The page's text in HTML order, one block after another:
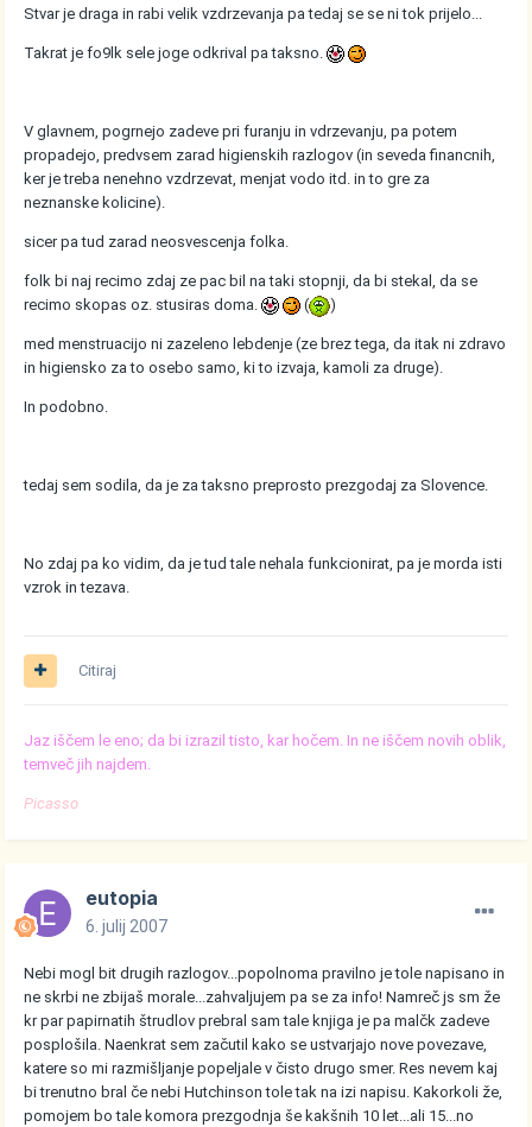
Stvar je draga in rabi velik vzdrzevanja pa tedaj se se ni tok prijelo...
Takrat je fo9lk sele joge odkrival pa taksno.
V glavnem, pogrnejo zadeve pri furanju in vdrzevanju, pa potem
propadejo, predvsem zarad higienskih razlogov (in seveda financnih,
ker je treba nenehno vzdrzevat, menjat vodo itd. in to gre za
neznanske kolicine).
sicer pa tud zarad neosvescenja folka.
folk bi naj recimo zdaj ze pac bil na taki stopnji, da bi stekal, da se
recimo skopas oz. stusiras doma.
( )
med menstruacijo ni zazeleno lebdenje (ze brez tega, da itak ni zdravo
in higiensko za to osebo samo, ki to izvaja, kamoli za druge).
In podobno.
tedaj sem sodila, da je za taksno preprosto prezgodaj za Slovence.
No zdaj pa ko vidim, da je tud tale nehala funkcionirat, pa je morda isti
vzrok in tezava.
Citiraj
Jaz iščem le eno; da bi izrazil tisto, kar hočem. In ne iščem novih oblik,
temveč jih najdem.
Picasso
eutopia
6. julij 2007
Nebi mogl bit drugih razlogov...popolnoma pravilno je tole napisano in
ne skrbi ne zbijaš morale...zahvaljujem pa se za info! Namreč js sm že
kr par papirnatih štrudlov prebral sam tale knjiga je pa malčk zadeve
posplošila. Naenkrat sem začutil kako se ustvarjajo nove povezave,
katere so mi razmišljanje popeljale v čisto drugo smer. Res nevem kaj
bi trenutno bral če nebi Hutchinson tole tak na izi napisu. Kakorkoli že,
pomojem bo tale komora prezgodnja še kakšnih 10 let...ali 15...no